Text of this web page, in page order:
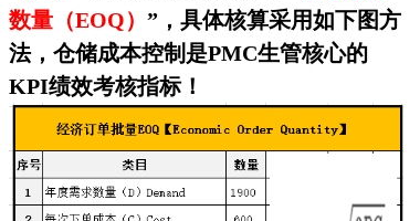
联系我
数量（EOQ） ”，具体核算采用如下图方
法，仓储成本控制是PMC生管核心的
KPI绩效考核指标！